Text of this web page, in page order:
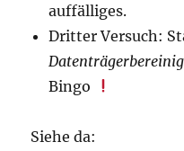
auffälliges.
Dritter Versuch:
Bingo
Siehe da: